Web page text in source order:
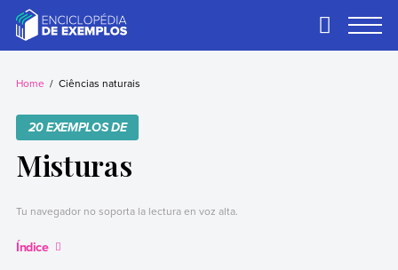
contentExemplos
Precisa de
temos.
Primary
Home Ciências naturais
20 EXEMPLOS DE
Misturas
Tu navegador no soporta la lectura en voz alta.
Índice